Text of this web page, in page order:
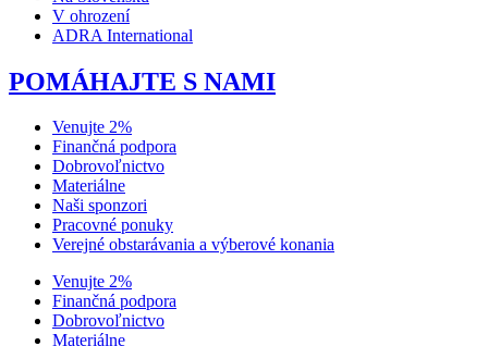
V ohrození
ADRA International
POMÁHAJTE S NAMI
Venujte 2%
Finančná podpora
Dobrovoľnictvo
Materiálne
Naši sponzori
Pracovné ponuky
Verejné obstarávania a výberové konania
Venujte 2%
Finančná podpora
Dobrovoľnictvo
Materiálne